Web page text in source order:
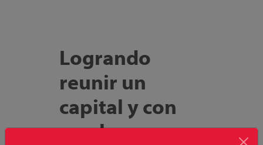
Logrando
reunir un
capital y con
mucho